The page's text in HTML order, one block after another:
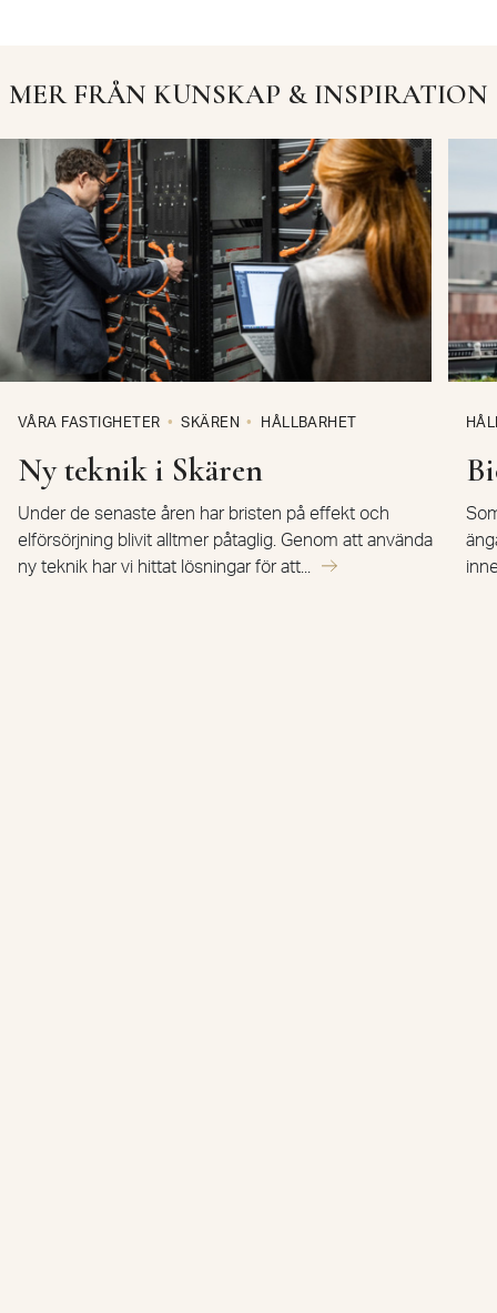
MER FRÅN KUNSKAP & INSPIRATION
VÅRA FASTIGHETER SKÄREN HÅLLBARHET
Ny teknik i Skären
Under de senaste åren har bristen på effekt och
elförsörjning blivit alltmer påtaglig. Genom att använda
ny teknik har vi hittat lösningar för att...